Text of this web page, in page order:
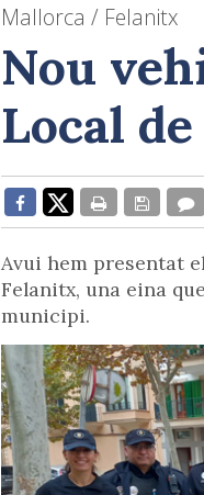
Mallorca / Felanitx
Nou
Local
Avui hem presentat
Felanitx, una eina
municipi.